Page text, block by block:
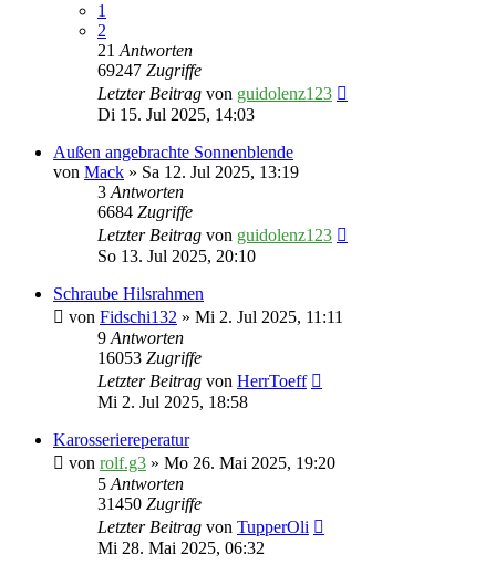
1
2
21Antworten
69247 Zugriffe
Letzter Beitrag von guidolenz123
Di 15. Jul 2025, 14:03
Außen angebrachte Sonnenblende
von Mack » Sa 12. Jul 2025, 13:19
3Antworten
6684 Zugriffe
Letzter Beitrag von guidolenz123
So 13. Jul 2025, 20:10
Schraube Hilsrahmen
von Fidschi132 » Mi 2. Jul 2025, 11:11
9Antworten
16053 Zugriffe
Letzter Beitrag von HerrToeff
Mi 2. Jul 2025, 18:58
Karosseriereperatur
von rolf.g3 » Mo 26. Mai 2025, 19:20
5Antworten
31450 Zugriffe
Letzter Beitrag von TupperOli
Mi 28. Mai 2025, 06:32